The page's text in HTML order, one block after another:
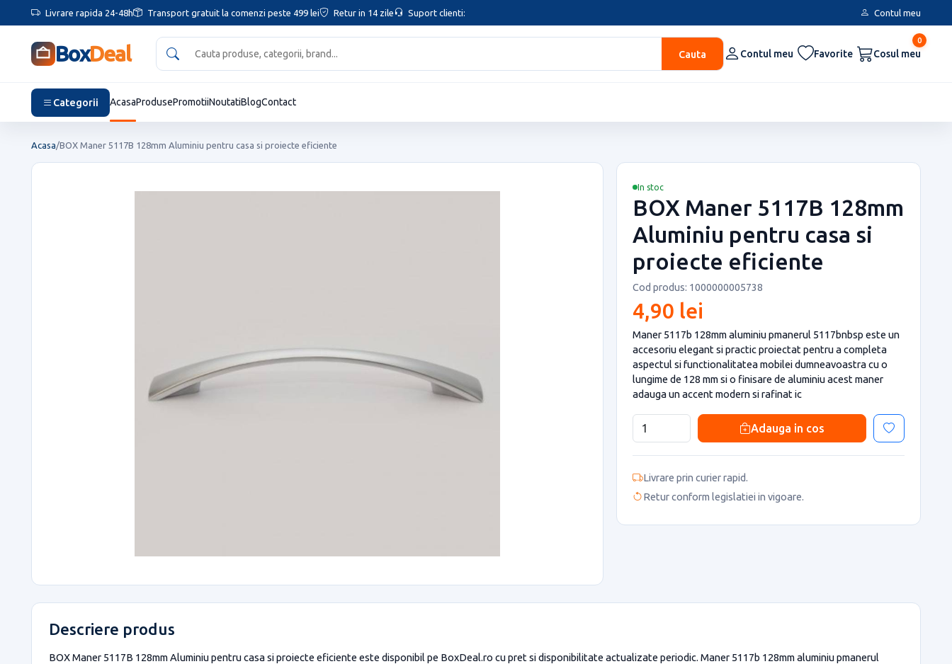
Livrare rapida 24-48h Transport gratuit la comenzi peste 499 lei Retur in 14 zile Suport clienti: Contul meu
BoxDeal Cauta Contul meu Favorite
0
Cosul meu
Categorii AcasaProdusePromotiiNoutatiBlogContact
Acasa/BOX Maner 5117B 128mm Aluminiu pentru casa si proiecte eficiente
In stoc
BOX Maner 5117B 128mm
Aluminiu pentru casa si
proiecte eficiente
Cod produs: 1000000005738
4,90 lei
Maner 5117b 128mm aluminiu pmanerul 5117bnbsp este un
accesoriu elegant si practic proiectat pentru a completa
aspectul si functionalitatea mobilei dumneavoastra cu o
lungime de 128 mm si o finisare de aluminiu acest maner
adauga un accent modern si rafinat ic
Adauga in cos
Livrare prin curier rapid.
Retur conform legislatiei in vigoare.
Descriere produs
BOX Maner 5117B 128mm Aluminiu pentru casa si proiecte eficiente este disponibil pe BoxDeal.ro cu pret si disponibilitate actualizate periodic. Maner 5117b 128mm aluminiu pmanerul